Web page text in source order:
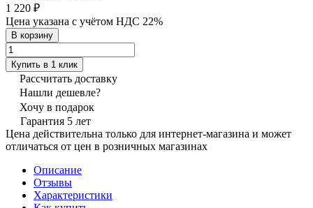
1 220 ₽
Цена указана с учётом НДС 22%
В корзину
Купить в 1 клик
Рассчитать доставку
Нашли дешевле?
Хочу в подарок
Гарантия 5 лет
Цена действительна только для интернет-магазина и может
отличаться от цен в розничных магазинах
Описание
Отзывы
Характеристики